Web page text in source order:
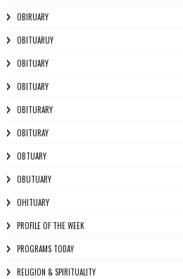
OBIRUARY
OBITUARUY
OBITUARY
OBITUARY
OBITURARY
OBITURAY
OBTUARY
OBUTUARY
OHITUARY
PROFILE OF THE WEEK
PROGRAMS TODAY
RELIGION & SPIRITUALITY